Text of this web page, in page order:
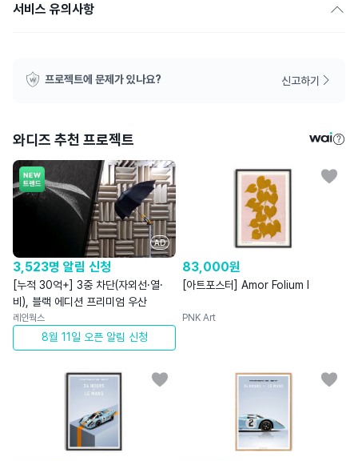
서비스 유의사항
프로젝트에 문제가 있나요? 신고하기
와디즈 추천 프로젝트
AD
3,523명 알림 신청
[누적 30억+] 3중 차단(자외선·열·
비), 블랙 에디션 프리미엄 우산
레인웍스
8월 11일 오픈 알림 신청
83,000원
[아트포스터] Amor Folium I
PNK Art